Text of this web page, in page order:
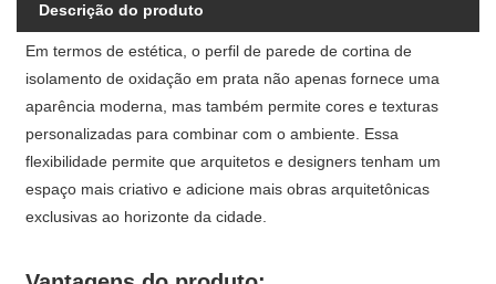
Descrição do produto
Em termos de estética, o perfil de parede de cortina de
isolamento de oxidação em prata não apenas fornece uma
aparência moderna, mas também permite cores e texturas
personalizadas para combinar com o ambiente. Essa
flexibilidade permite que arquitetos e designers tenham um
espaço mais criativo e adicione mais obras arquitetônicas
exclusivas ao horizonte da cidade.